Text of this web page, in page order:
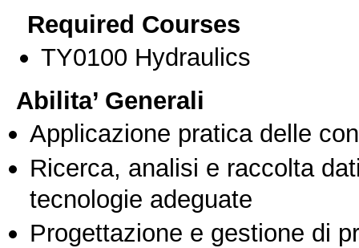
Required Courses
ΤΥ0100 Hydraulics
Abilita’ Generali
Applicazione pratica delle
Ricerca, analisi e raccolta
tecnologie adeguate
Progettazione e gestione di